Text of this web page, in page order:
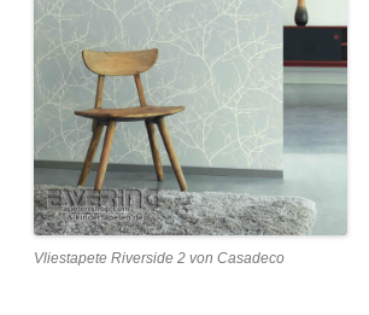
Vliestapete Riverside 2 von Casadeco